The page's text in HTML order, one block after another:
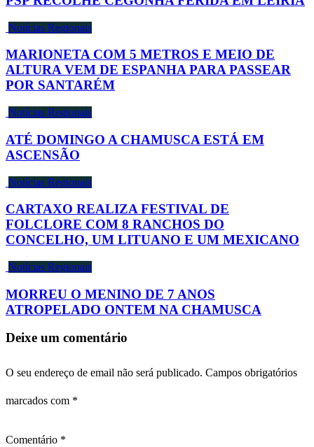
Notícias Regionais
MARIONETA COM 5 METROS E MEIO DE
ALTURA VEM DE ESPANHA PARA PASSEAR
POR SANTARÉM
Notícias Regionais
ATÉ DOMINGO A CHAMUSCA ESTÁ EM
ASCENSÃO
Notícias Regionais
CARTAXO REALIZA FESTIVAL DE
FOLCLORE COM 8 RANCHOS DO
CONCELHO, UM LITUANO E UM MEXICANO
Notícias Regionais
MORREU O MENINO DE 7 ANOS
ATROPELADO ONTEM NA CHAMUSCA
Deixe um comentário
O seu endereço de email não será publicado. Campos obrigatórios
marcados com *
Comentário *